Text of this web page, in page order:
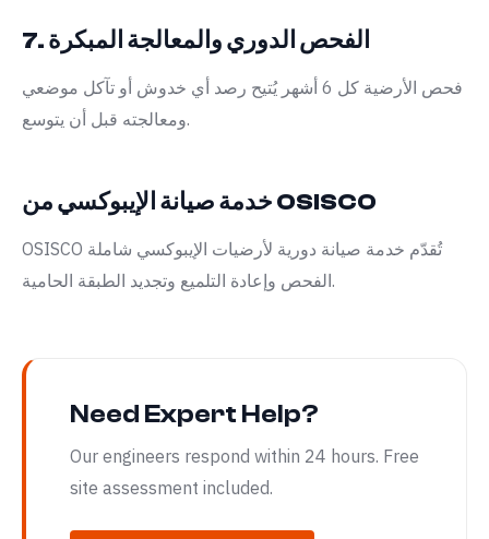
7. الفحص الدوري والمعالجة المبكرة
فحص الأرضية كل 6 أشهر يُتيح رصد أي خدوش أو تآكل موضعي
ومعالجته قبل أن يتوسع.
خدمة صيانة الإيبوكسي من OSISCO
OSISCO تُقدّم خدمة صيانة دورية لأرضيات الإيبوكسي شاملة
الفحص وإعادة التلميع وتجديد الطبقة الحامية.
Need Expert Help?
Our engineers respond within 24 hours. Free
site assessment included.